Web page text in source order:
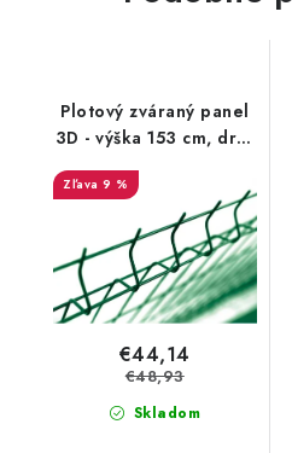
Plotový zváraný panel
3D - výška 153 cm, drôt
5 mm, PVC zelený
9 %
Skladom
€44,14
€48,93